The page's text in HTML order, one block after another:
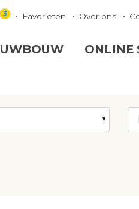
3 Favorieten Over ons
ONLINE